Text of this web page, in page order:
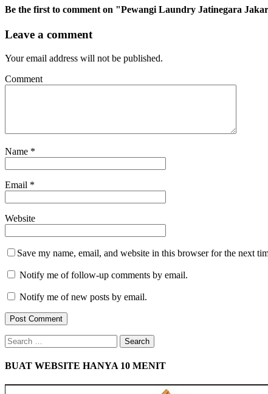
Be the first to comment on "Pewangi Laundry Jatinegara
Leave a comment
Your email address will not be published.
Comment
Name *
Email *
Website
Save my name, email, and website in this browser for the next
Notify me of follow-up comments by email.
Notify me of new posts by email.
Search
for:
BUAT WEBSITE HANYA 10 MENIT